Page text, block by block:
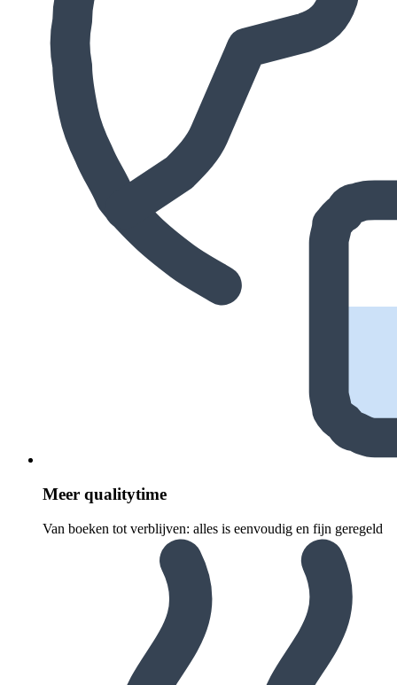
Meer quali­ty­time
Van boeken tot verblijven: alles is eenvoudig en fijn geregeld